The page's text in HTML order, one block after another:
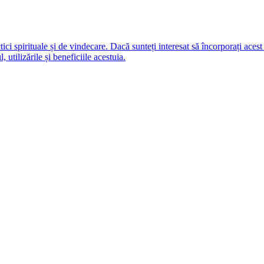
spirituale și de vindecare. Dacă sunteți interesat să încorporați
utilizările și beneficiile acestuia.